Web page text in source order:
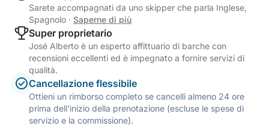
Sarete accompagnati da uno skipper che parla Inglese,
Spagnolo · Saperne di più
Super proprietario
José Alberto è un esperto affittuario di barche con
recensioni eccellenti ed è impegnato a fornire servizi di
qualità.
Cancellazione flessibile
Ottieni un rimborso completo se cancelli almeno 24 ore
prima dell'inizio della prenotazione (escluse le spese di
servizio e la commissione).